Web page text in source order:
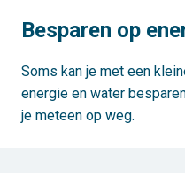
Besparen op
Soms kan je met een
energie en water
je meteen op weg.